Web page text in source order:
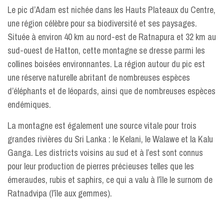
Le pic d’Adam est nichée dans les Hauts Plateaux du Centre,
une région célèbre pour sa biodiversité et ses paysages.
Située à environ 40 km au nord-est de Ratnapura et 32 km au
sud-ouest de Hatton, cette montagne se dresse parmi les
collines boisées environnantes. La région autour du pic est
une réserve naturelle abritant de nombreuses espèces
d’éléphants et de léopards, ainsi que de nombreuses espèces
endémiques.
La montagne est également une source vitale pour trois
grandes rivières du Sri Lanka : le Kelani, le Walawe et la Kalu
Ganga. Les districts voisins au sud et à l’est sont connus
pour leur production de pierres précieuses telles que les
émeraudes, rubis et saphirs, ce qui a valu à l’île le surnom de
Ratnadvipa (l’île aux gemmes).